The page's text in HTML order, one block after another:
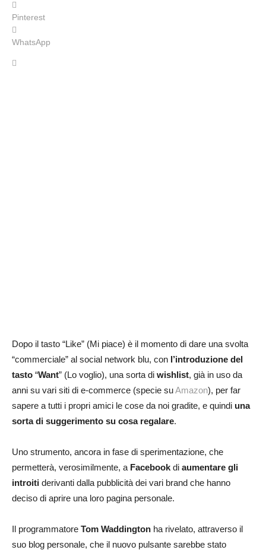
Pinterest
WhatsApp
Dopo il tasto “Like” (Mi piace) è il momento di dare una svolta
“commerciale” al social network blu, con l’introduzione del
tasto “Want” (Lo voglio), una sorta di wishlist, già in uso da
anni su vari siti di e-commerce (specie suAmazon), per far
sapere a tutti i propri amici le cose da noi gradite, e quindi una
sorta di suggerimento su cosa regalare.
Uno strumento, ancora in fase di sperimentazione, che
permetterà, verosimilmente, a Facebook di aumentare gli
introiti derivanti dalla pubblicità dei vari brand che hanno
deciso di aprire una loro pagina personale.
Il programmatore Tom Waddington ha rivelato, attraverso il
suo blog personale, che il nuovo pulsante sarebbe stato